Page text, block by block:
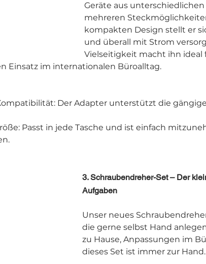
Geräte aus
mehreren
kompakten Design stellt er
und überall mit Strom
Vielseitigkeit macht ihn ideal
Einsatz im internationalen Büroalltag.
Der Adapter unterstützt die
Passt in jede Tasche und ist einfach
3. Schraubendreher-Set – Der
Aufgaben
Unser neues
die gerne selbst Hand
zu Hause, Anpassungen im
dieses Set ist immer zur Hand.